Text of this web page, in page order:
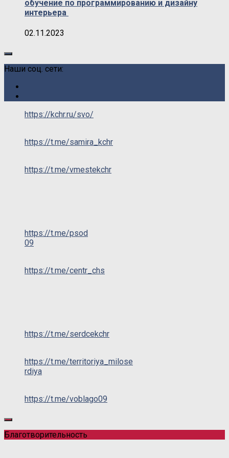
обучение по программированию и дизайну
интерьера
02.11.2023
Наши соц. сети:
https://kchr.ru/svo/
https://t.me/samira_kchr
https://t.me/vmestekchr
https://t.me/psod
09
https://t.me/centr_chs
https://t.me/serdcekchr
https://t.me/territoriya_milose
rdiya
https://t.me/voblago09
Благотворительность